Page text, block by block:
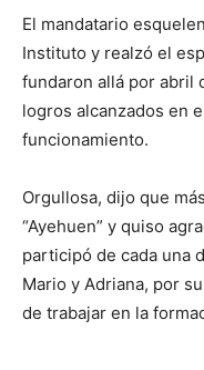
El mandatario
Instituto y realzó el
fundaron allá por abril
logros alcanzados en
funcionamiento.
Orgullosa, dijo que
“Ayehuen” y quiso
participó de cada una
Mario y Adriana, por
de trabajar en la